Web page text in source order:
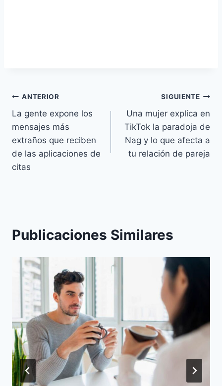
Navegación
de
entradas
ANTERIOR
La gente expone los
mensajes más
extraños que reciben
de las aplicaciones de
citas
SIGUIENTE
Una mujer explica en
TikTok la paradoja de
Nag y lo que afecta a
tu relación de pareja
Publicaciones Similares